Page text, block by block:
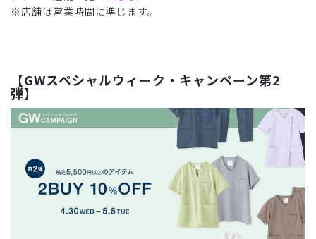
※店舗は営業時間に準じます。
【GWスペシャルウィーク・キャンペーン第2
弾】